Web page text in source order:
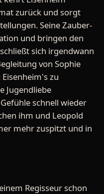
zurück und sorgt
Seine Zauber-
und bringen den
sich irgendwann
von Sophie
zu
Jugendliebe
schnell wieder
ihm und Leopold
mehr zuspitzt und in
Regisseur schon